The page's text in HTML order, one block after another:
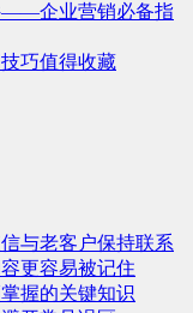
——企业营销必备指
巧值得收藏
与老客户保持联系
更容易被记住
握的关键知识